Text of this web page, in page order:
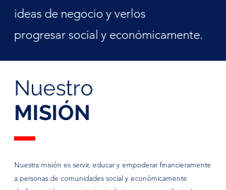
ideas de negocio y verlos
progresar social y económicamente.
Nuestro
MISIÓN
Nuestra misión es servir, educar y empoderar financieramente
a personas de comunidades social y económicamente